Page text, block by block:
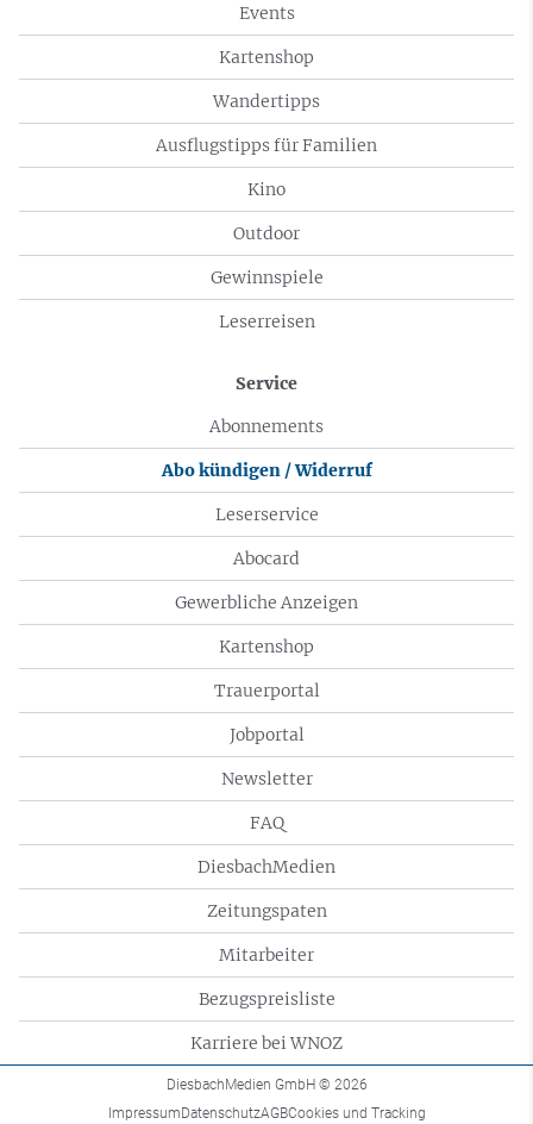
Events
Kartenshop
Wandertipps
Ausflugstipps für Familien
Kino
Outdoor
Gewinnspiele
Leserreisen
Service
Abonnements
Abo kündigen / Widerruf
Leserservice
Abocard
Gewerbliche Anzeigen
Kartenshop
Trauerportal
Jobportal
Newsletter
FAQ
DiesbachMedien
Zeitungspaten
Mitarbeiter
Bezugspreisliste
Karriere bei WNOZ
DiesbachMedien GmbH © 2026
ImpressumDatenschutzAGBCookies und Tracking